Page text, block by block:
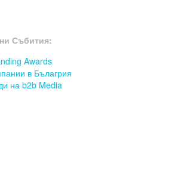
Събития:
Awards
в Бълагрия
на b2b Media